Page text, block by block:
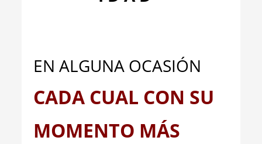
EN ALGUNA OCASIÓN
CADA CUAL CON SU
MOMENTO MÁS